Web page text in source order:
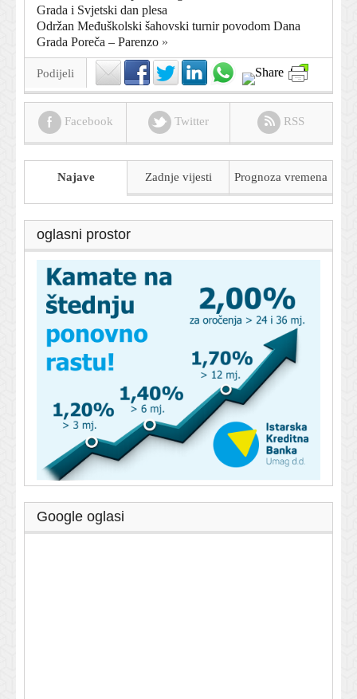
Grada i Svjetski dan plesa
Održan Međuškolski šahovski turnir povodom Dana
Grada Poreča – Parenzo »
Podijeli
Facebook Twitter RSS
Najave Zadnje vijesti Prognoza vremena
oglasni prostor
Google oglasi